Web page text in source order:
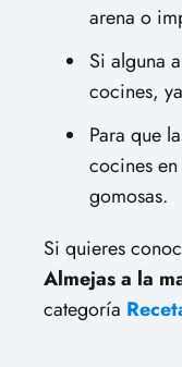
arena o
Si alguna
cocines,
Para que
cocines
gomosas.
Si quieres
Almejas a la
categoría